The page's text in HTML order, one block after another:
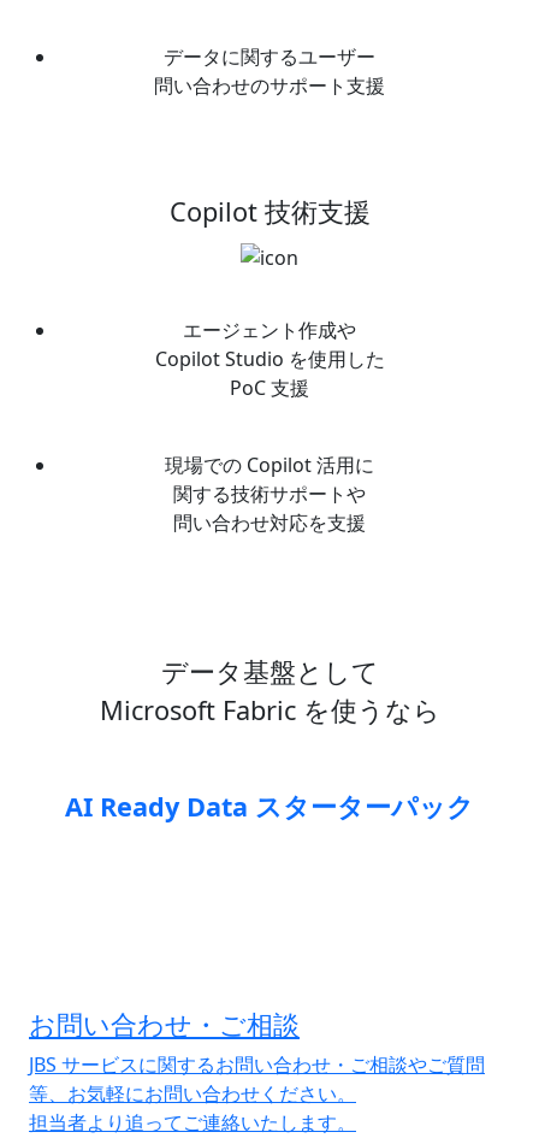
データに関するユーザー
問い合わせのサポート支援
Copilot 技術支援
エージェント作成や
Copilot Studio を使用した
PoC 支援
現場での Copilot 活用に
関する技術サポートや
問い合わせ対応を支援
データ基盤として
Microsoft Fabric を使うなら
AI Ready Data スターターパック
お問い合わせ・ご相談
JBS サービスに関するお問い合わせ・ご相談やご質問
等、お気軽にお問い合わせください。
担当者より追ってご連絡いたします。